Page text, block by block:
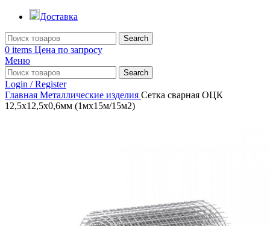
Доставка
Search
0 items Цена по запросу
Меню
Search
Login / Register
Главная Металлические изделия Сетка сварная ОЦК
12,5х12,5х0,6мм (1мх15м/15м2)